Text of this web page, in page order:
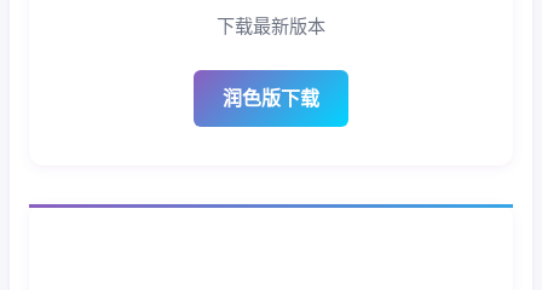
下载最新版本
润色版下载